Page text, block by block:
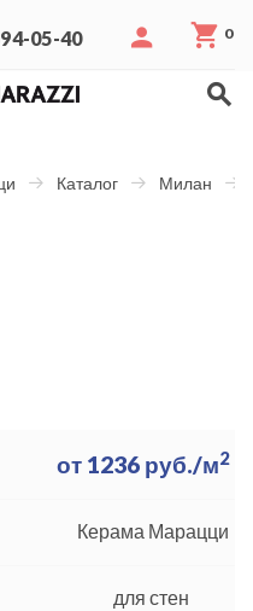
05-40 0
Каталог Милан
от 1236 руб./м2
Керама Марацци
для стен